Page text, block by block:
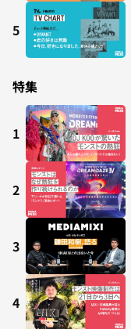
5
特集
1
2
3
4